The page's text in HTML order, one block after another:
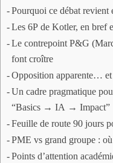
Pourquoi ce débat revient
Les 6P de Kotler, en bref
Le contrepoint P&G
font croître
Opposition apparente… et
Un cadre pragmatique
“Basics → IA → Impact”
Feuille de route 90 jours
PME vs grand groupe :
Points d’attention